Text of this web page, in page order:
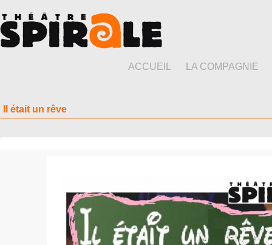
ACCUEIL LA COMPAGNIE
Il était un rêve